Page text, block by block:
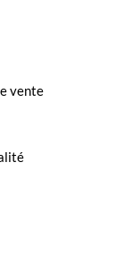
MFP M477fdn
Pro MFP M477fdw
vente